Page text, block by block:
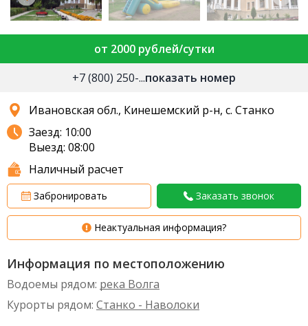
от 2000 рублей/сутки
+7 (800) 250-...показать номер
Ивановская обл., Кинешемский р-н, с. Станко
Заезд: 10:00
Выезд: 08:00
Наличный расчет
Забронировать Заказать звонок
Неактуальная информация?
Информация по местоположению
Водоемы рядом: река Волга
Курорты рядом: Станко - Наволоки